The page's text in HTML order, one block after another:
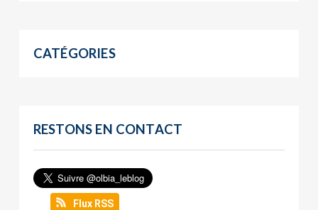
CATÉGORIES
RESTONS EN CONTACT
Flux RSS